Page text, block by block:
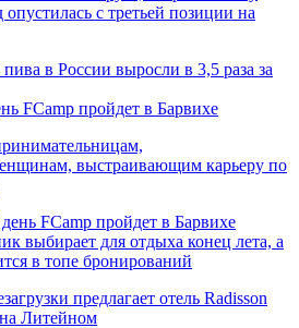
с третьей позиции на
FCamp пройдет в Барвихе
выстраивающим карьеру по
выбирает для отдыха конец лета, а
в топе бронирований
предлагает отель Radisson
Литейном